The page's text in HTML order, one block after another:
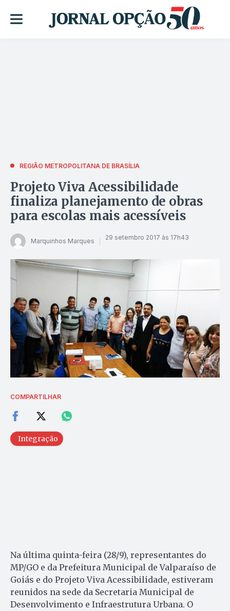
REGIÃO METROPOLITANA DE BRASÍLIA
Projeto Viva Acessibilidade
finaliza planejamento de obras
para escolas mais acessíveis
Marquinhos Marques 29 setembro 2017 às 17h43
COMPARTILHAR
Integração
Na última quinta-feira (28/9), representantes do
MP/GO e da Prefeitura Municipal de Valparaíso de
Goiás e do Projeto Viva Acessibilidade, estiveram
reunidos na sede da Secretaria Municipal de
Desenvolvimento e Infraestrutura Urbana. O